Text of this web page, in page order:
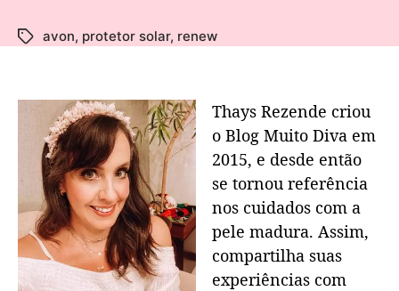
avon, protetor solar, renew
Thays Rezende criou
o Blog Muito Diva em
2015, e desde então
se tornou referência
nos cuidados com a
pele madura. Assim,
compartilha suas
experiências com